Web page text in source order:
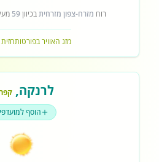
רוח מזרח-צפון מזרחיתבכיוון59
מזג האוויר בפורטותחזית
לרנקה,
הוסף